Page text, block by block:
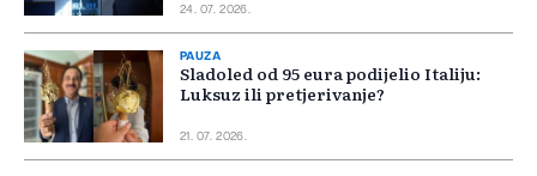
24. 07. 2026.
PAUZA
Sladoled od 95 eura podijelio Italiju:
Luksuz ili pretjerivanje?
21. 07. 2026.